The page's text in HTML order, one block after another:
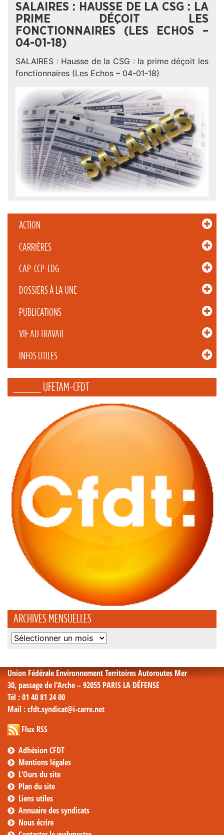
ACTION
CARRIÈRES
CAP-CCP-LDG
DOSSIERS À LA UNE
PUBLICATIONS
VIE AU TRAVAIL
INFOS UTILES
_____ UFETAM-CFDT
ARCHIVES MENSUELLES
Archives
SALAIRES : HAUSSE DE LA CSG : LA
PRIME DÉÇOIT LES
FONCTIONNAIRES (LES ECHOS –
04-01-18)
SALAIRES : Hausse de la CSG : la prime déçoit les
fonctionnaires (Les Echos – 04-01-18)
Union Fédérale Environnement Territoires Autoroutes Mer
30, passage de l’Arche – 92055 PARIS LA DÉFENSE
Tél : 01 40 81 24 00
Mail : cfdt.syndicat@i-carre.net
Flux RSS
Adhésion CFDT
Mentions légales
L’Ours du site
Plan du site
Liens utiles
Annuaire des syndicats
Nous écrire